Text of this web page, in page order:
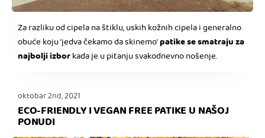
Za razliku od cipela na štiklu, uskih kožnih cipela i generalno
obuće koju ’jedva čekamo da skinemo’patike se smatraju za
najbolji izborkada je u pitanju svakodnevno nošenje.
oktobar 2nd, 2021
ECO-FRIENDLY I VEGAN FREE PATIKE U NAŠOJ
PONUDI